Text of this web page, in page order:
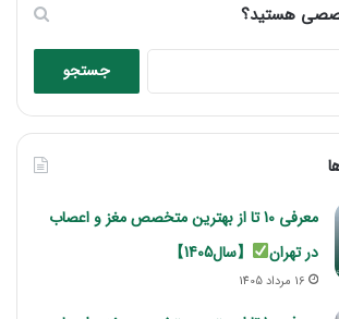
هستید؟
جستجو
برای:
معرفی 10 تا از بهترین متخصص مغز و اعصاب
در تهران
【سال1405】
16 مرداد 1405